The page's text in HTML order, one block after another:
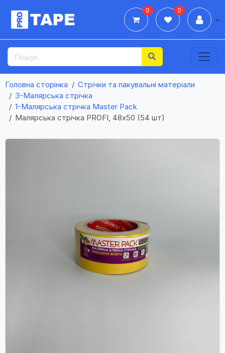
0 0
Головна сторінка
Стрічки та пакувальні матеріали
3-Малярська стрічка
1-Малярська стрічка Master Pack
Малярська стрічка PROFI, 48х50 (54 шт)